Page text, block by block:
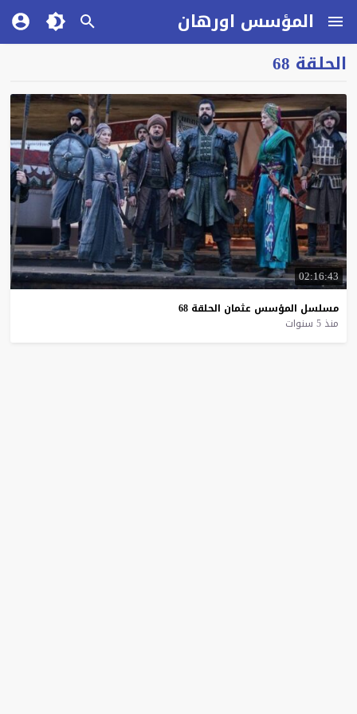
المؤسس اورهان
الحلقة 68
02:16:43
مسلسل المؤسس عثمان الحلقة 68
منذ 5 سنوات